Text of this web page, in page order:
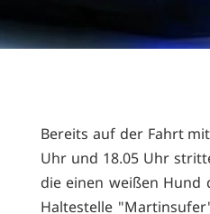
Bereits auf der Fahrt
Uhr und 18.05 Uhr
die einen weißen Hund
Haltestelle